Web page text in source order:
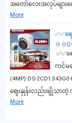
အတော်လေးအလုပ်များစ
More
✅✅
✅✅
ကင်မရ
(4MP) DS-
ဈေးနှုန်းလည်းချိုသာတဲ့
More